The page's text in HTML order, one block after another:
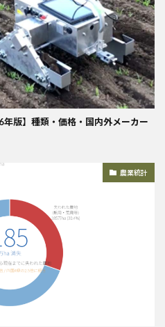
版】種類・価格・国内外メーカー
農業統計